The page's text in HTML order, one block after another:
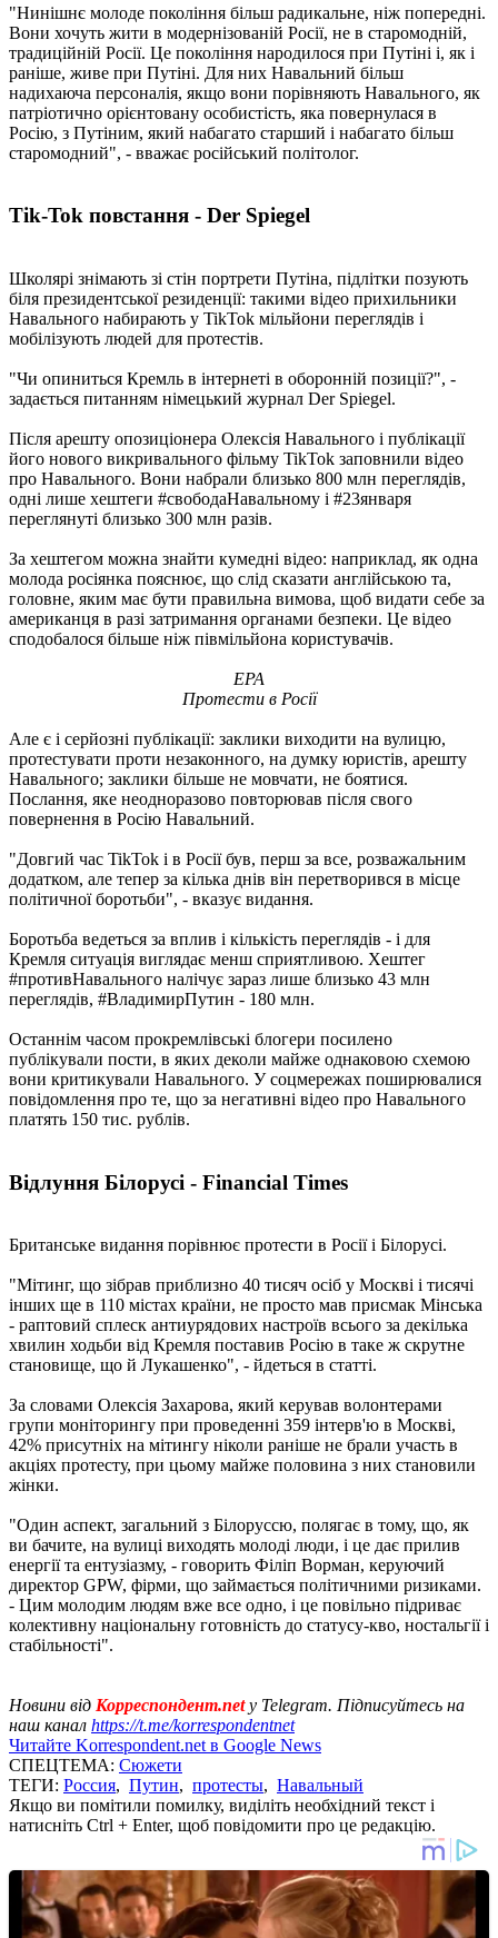
"Нинішнє молоде покоління більш радикальне, ніж попередні.
Вони хочуть жити в модернізованій Росії, не в старомодній,
традиційній Росії. Це покоління народилося при Путіні і, як і
раніше, живе при Путіні. Для них Навальний більш
надихаюча персоналія, якщо вони порівняють Навального, як
патріотично орієнтовану особистість, яка повернулася в
Росію, з Путіним, який набагато старший і набагато більш
старомодний", - вважає російський політолог.
Tik-Tok повстання - Der Spiegel
Школярі знімають зі стін портрети Путіна, підлітки позують
біля президентської резиденції: такими відео прихильники
Навального набирають у TikTok мільйони переглядів і
мобілізують людей для протестів.
"Чи опиниться Кремль в інтернеті в оборонній позиції?", -
задається питанням німецький журнал Der Spiegel.
Після арешту опозиціонера Олексія Навального і публікації
його нового викривального фільму TikTok заповнили відео
про Навального. Вони набрали близько 800 млн переглядів,
одні лише хештеги #свободаНавальному і #23января
переглянуті близько 300 млн разів.
За хештегом можна знайти кумедні відео: наприклад, як одна
молода росіянка пояснює, що слід сказати англійською та,
головне, яким має бути правильна вимова, щоб видати себе за
американця в разі затримання органами безпеки. Це відео
сподобалося більше ніж півмільйона користувачів.
EPA
Протести в Росії
Але є і серйозні публікації: заклики виходити на вулицю,
протестувати проти незаконного, на думку юристів, арешту
Навального; заклики більше не мовчати, не боятися.
Послання, яке неодноразово повторював після свого
повернення в Росію Навальний.
"Довгий час TikTok і в Росії був, перш за все, розважальним
додатком, але тепер за кілька днів він перетворився в місце
політичної боротьби", - вказує видання.
Боротьба ведеться за вплив і кількість переглядів - і для
Кремля ситуація виглядає менш сприятливою. Хештег
#противНавального налічує зараз лише близько 43 млн
переглядів, #ВладимирПутин - 180 млн.
Останнім часом прокремлівські блогери посилено
публікували пости, в яких деколи майже однаковою схемою
вони критикували Навального. У соцмережах поширювалися
повідомлення про те, що за негативні відео про Навального
платять 150 тис. рублів.
Відлуння Білорусі - Financial Times
Британське видання порівнює протести в Росії і Білорусі.
"Мітинг, що зібрав приблизно 40 тисяч осіб у Москві і тисячі
інших ще в 110 містах країни, не просто мав присмак Мінська
- раптовий сплеск антиурядових настроїв всього за декілька
хвилин ходьби від Кремля поставив Росію в таке ж скрутне
становище, що й Лукашенко", - йдеться в статті.
За словами Олексія Захарова, який керував волонтерами
групи моніторингу при проведенні 359 інтерв'ю в Москві,
42% присутніх на мітингу ніколи раніше не брали участь в
акціях протесту, при цьому майже половина з них становили
жінки.
"Один аспект, загальний з Білоруссю, полягає в тому, що, як
ви бачите, на вулиці виходять молоді люди, і це дає прилив
енергії та ентузіазму, - говорить Філіп Ворман, керуючий
директор GPW, фірми, що займається політичними ризиками.
- Цим молодим людям вже все одно, і це повільно підриває
колективну національну готовність до статусу-кво, ностальгії і
стабільності".
Новини від Корреспондент.netу Telegram. Підписуйтесь на
наш канал https://t.me/korrespondentnet
Читайте Korrespondent.net в Google News
СПЕЦТЕМА: Сюжети
ТЕГИ: Россия, Путин, протесты, Навальный
Якщо ви помітили помилку, виділіть необхідний текст і
натисніть Ctrl + Enter, щоб повідомити про це редакцію.